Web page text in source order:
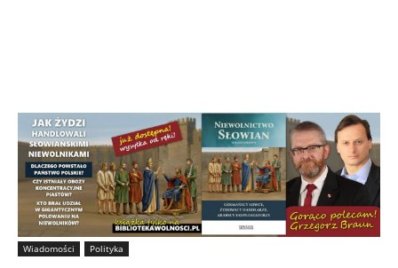
Wiadomości Polityka